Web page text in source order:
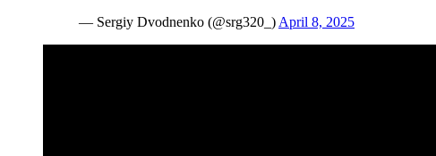
— Sergiy Dvodnenko (@srg320_) April 8, 2025